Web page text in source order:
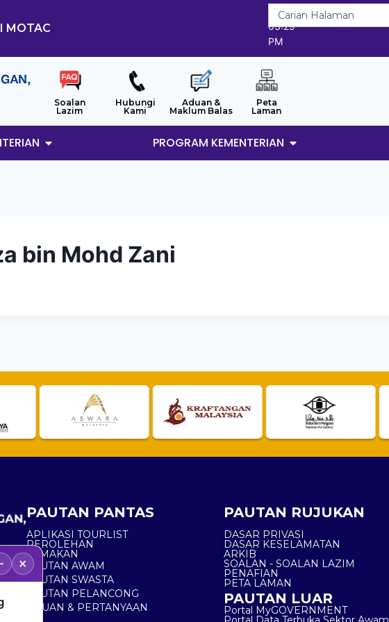
MOTAC
8/8/2026
03:29
PM
Soalan
Lazim
Hubungi
Kami
Aduan &
Maklum Balas
Peta
Laman
PROGRAM KEMENTERIAN
bin Mohd Zani
PAUTAN PANTAS
APLIKASI TOURLIST
PEROLEHAN
SEMAKAN
PAUTAN AWAM
PAUTAN SWASTA
PAUTAN PELANCONG
ADUAN & PERTANYAAN
PAUTAN RUJUKAN
DASAR PRIVASI
DASAR KESELAMATAN
ARKIB
SOALAN - SOALAN LAZIM
PENAFIAN
PETA LAMAN
PAUTAN LUAR
Portal MyGOVERNMENT
×